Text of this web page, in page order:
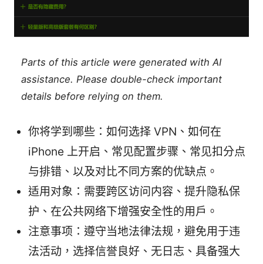
Parts of this article were generated with AI
assistance. Please double-check important
details before relying on them.
你将学到哪些：如何选择 VPN、如何在
iPhone 上开启、常见配置步骤、常见扣分点
与排错、以及对比不同方案的优缺点。
适用对象：需要跨区访问内容、提升隐私保
护、在公共网络下增强安全性的用户。
注意事项：遵守当地法律法规，避免用于违
法活动，选择信誉良好、无日志、具备强大